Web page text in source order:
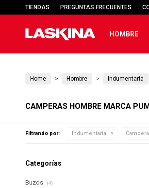
HOMBRE
TIENDAS PREGUNTAS FRECUENTES
Home Hombre Indumentaria
CAMPERAS HOMBRE MARCA
Filtrando por: Indumentaria
Categorías
Buzos (4)